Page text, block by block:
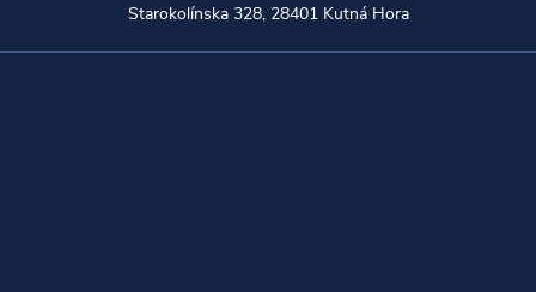
Starokolínska 328, 28401 Kutná Hora